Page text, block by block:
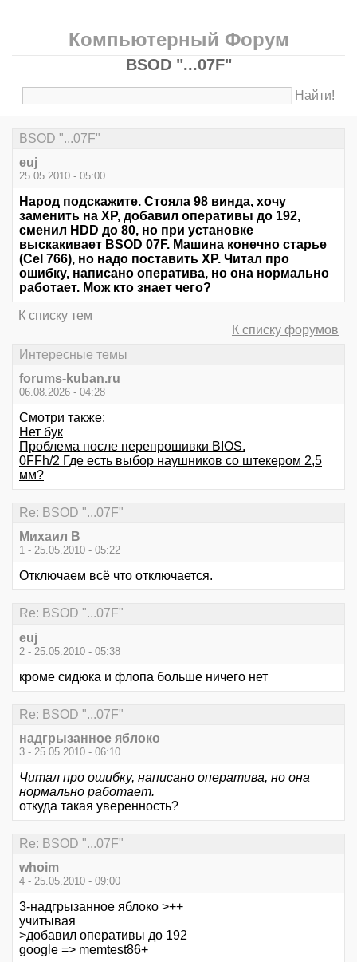
Компьютерный Форум
BSOD "...07F"
Найти!
BSOD "...07F"
euj
25.05.2010 - 05:00
Народ подскажите. Стояла 98 винда, хочу
заменить на XP, добавил оперативы до 192,
сменил HDD до 80, но при установке
выскакивает BSOD 07F. Машина конечно старье
(Сel 766), но надо поставить XP. Читал про
ошибку, написано оператива, но она нормально
работает. Мож кто знает чего?
К списку тем
К списку форумов
Интересные темы
forums-kuban.ru
06.08.2026 - 04:28
Смотри также:
Нет бук
Проблема после перепрошивки BIOS.
0FFh/2 Где есть выбор наушников со штекером 2,5
мм?
Re: BSOD "...07F"
Михаил В
1 - 25.05.2010 - 05:22
Отключаем всё что отключается.
Re: BSOD "...07F"
euj
2 - 25.05.2010 - 05:38
кроме сидюка и флопа больше ничего нет
Re: BSOD "...07F"
надгрызанное яблоко
3 - 25.05.2010 - 06:10
Читал про ошибку, написано оператива, но она
нормально работает.
откуда такая уверенность?
Re: BSOD "...07F"
whoim
4 - 25.05.2010 - 09:00
3-надгрызанное яблоко >++
учитывая
>добавил оперативы до 192
google => memtest86+